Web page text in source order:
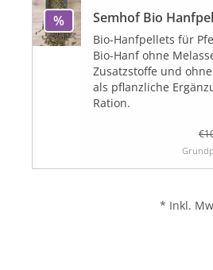
AKTIONEN
% Semhof Bio
Bio-Hanfpellets für
Bio-Hanf ohne
Zusatzstoffe und
als pflanzliche
Ration.
* Inkl.